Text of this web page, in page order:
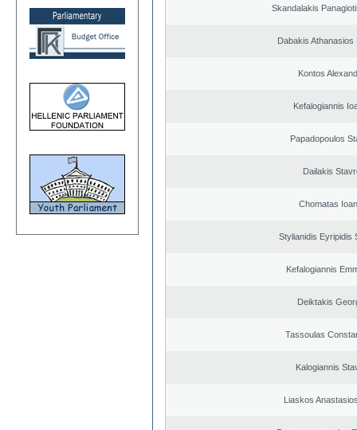
Skandalakis
Dabakis Athanasios
Kontos
Kefalogiannis
Papadopoulos
Dailakis
Chomatas
Stylianidis Eyripidis
Kefalogiannis
Deiktakis
Tassoulas
Kalogiannis
Liaskos